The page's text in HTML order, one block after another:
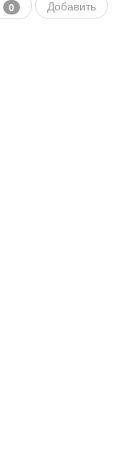
0 Добавить